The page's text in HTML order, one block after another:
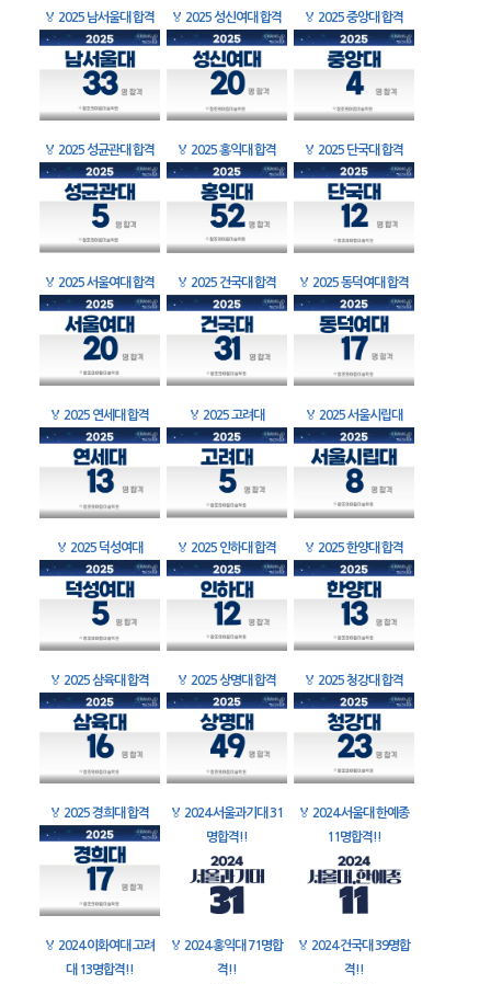
🏅 2025 남서울대 합격 🏅 2025 성신여대 합격 🏅 2025 중앙대 합격
🏅 2025 성균관대 합격 🏅 2025 홍익대 합격 🏅 2025 단국대 합격
🏅 2025 서울여대 합격 🏅 2025 건국대 합격 🏅 2025 동덕여대 합격
🏅 2025 연세대 합격 🏅 2025 고려대 🏅 2025 서울시립대
🏅 2025 덕성여대 🏅 2025 인하대 합격 🏅 2025 한양대 합격
🏅 2025 삼육대 합격 🏅 2025 상명대 합격 🏅 2025 청강대 합격
🏅 2025 경희대 합격 🏅 2024 서울과기대 31
명합격!!
🏅 2024 서울대 한예종
11명합격!!
🏅 2024 이화여대 고려
대 13명합격!!
🏅 2024 홍익대 71명합
격!!
🏅 2024 건국대 39명합
격!!